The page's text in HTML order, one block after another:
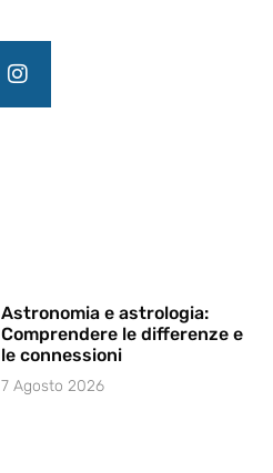
Astronomia e astrologia:
Comprendere le differenze e
le connessioni
7 Agosto 2026